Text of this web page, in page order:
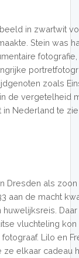
in zwartwit
Stein was
zoals
de vergetelheid
Nederland te
Dresden als
aan de macht
vluchteling
Lilo en
elkaar cadeau